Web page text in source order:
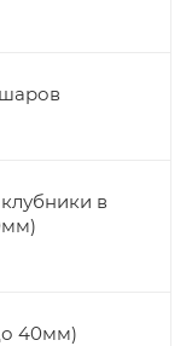
в
40мм)